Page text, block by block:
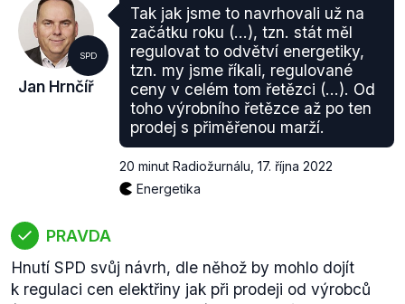
SPD
Jan Hrnčíř
Tak jak jsme to navrhovali už na
začátku roku (...), tzn. stát měl
regulovat to odvětví energetiky,
tzn. my jsme říkali, regulované
ceny v celém tom řetězci (...). Od
toho výrobního řetězce až po ten
prodej s přiměřenou marží.
20 minut Radiožurnálu 17. října 2022
Energetika
PRAVDA
Hnutí SPD svůj návrh, dle něhož by mohlo dojít
k regulaci cen elektřiny jak při prodeji od výrobců